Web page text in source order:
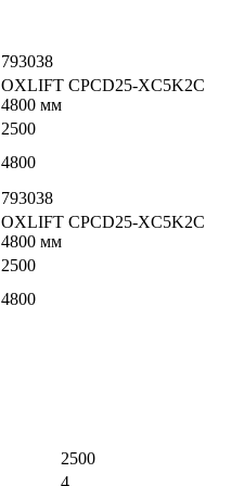
793038
OXLIFT CPCD25-XC5K2C
4800 мм
2500
4800
793038
OXLIFT CPCD25-XC5K2C
4800 мм
2500
4800
2500
4